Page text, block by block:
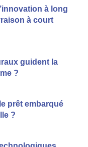
à long
à court
guident la
?
prêt embarqué
?